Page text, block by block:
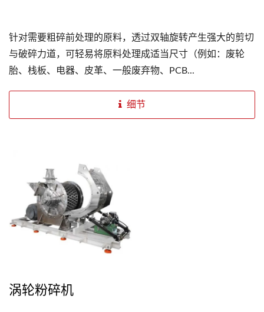
针对需要粗碎前处理的原料，透过双轴旋转产生强大的剪切
与破碎力道，可轻易将原料处理成适当尺寸（例如：废轮
胎、栈板、电器、皮革、一般废弃物、PCB...
细节
涡轮粉碎机